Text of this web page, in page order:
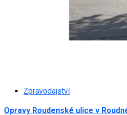
Zpravodajství
Opravy Roudenské ulice v